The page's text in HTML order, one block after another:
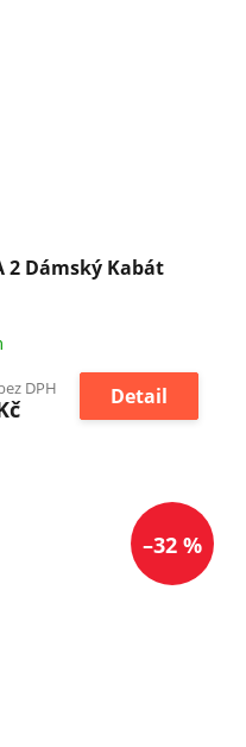
2 Dámský Kabát
DPH Detail
–32 %